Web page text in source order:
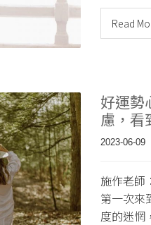
Read
好運勢
慮，看
2023-06-09
施作老師
第一次來
度的迷惘